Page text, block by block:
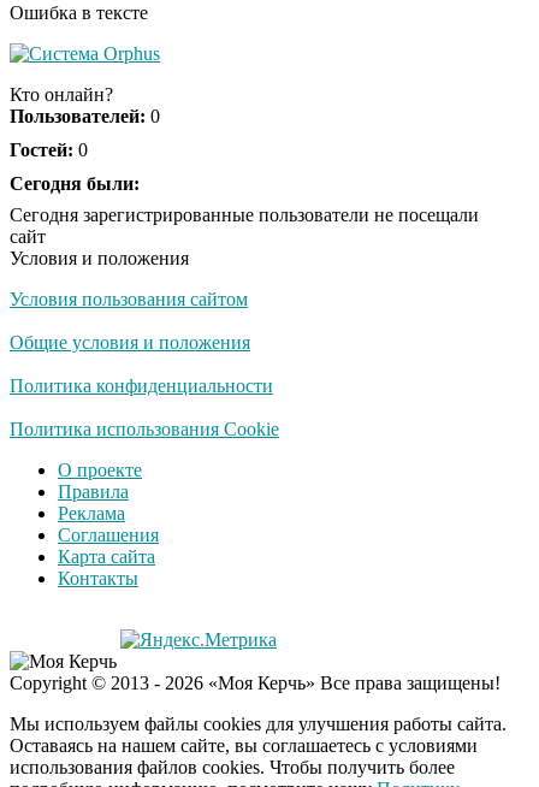
Ошибка в тексте
Кто онлайн?
Пользователей: 0
Гостей: 0
Сегодня были:
Сегодня зарегистрированные пользователи не посещали
сайт
Условия и положения
Условия пользования сайтом
Общие условия и положения
Политика конфиденциальности
Политика использования Cookie
О проекте
Правила
Реклама
Соглашения
Карта сайта
Контакты
Copyright © 2013 - 2026 «Моя Керчь» Все права защищены!
Мы используем файлы cookies для улучшения работы сайта.
Оставаясь на нашем сайте, вы соглашаетесь с условиями
использования файлов cookies. Чтобы получить более